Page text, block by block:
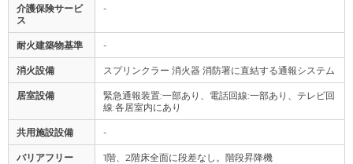
介護保険サービ
ス
-
耐火建築物基準 -
消火設備 スプリンクラー 消火器 消防署に直結する通報システム
居室設備
緊急通報装置:一部あり、電話回線:一部あり、テレビ回
線:各居室内にあり
共用施設設備 -
バリアフリー 1階、2階床全面に段差なし。階段昇降機